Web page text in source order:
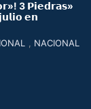
3 𝗣𝗶𝗲𝗱𝗿𝗮𝘀»
𝗲𝗻
NACIONAL